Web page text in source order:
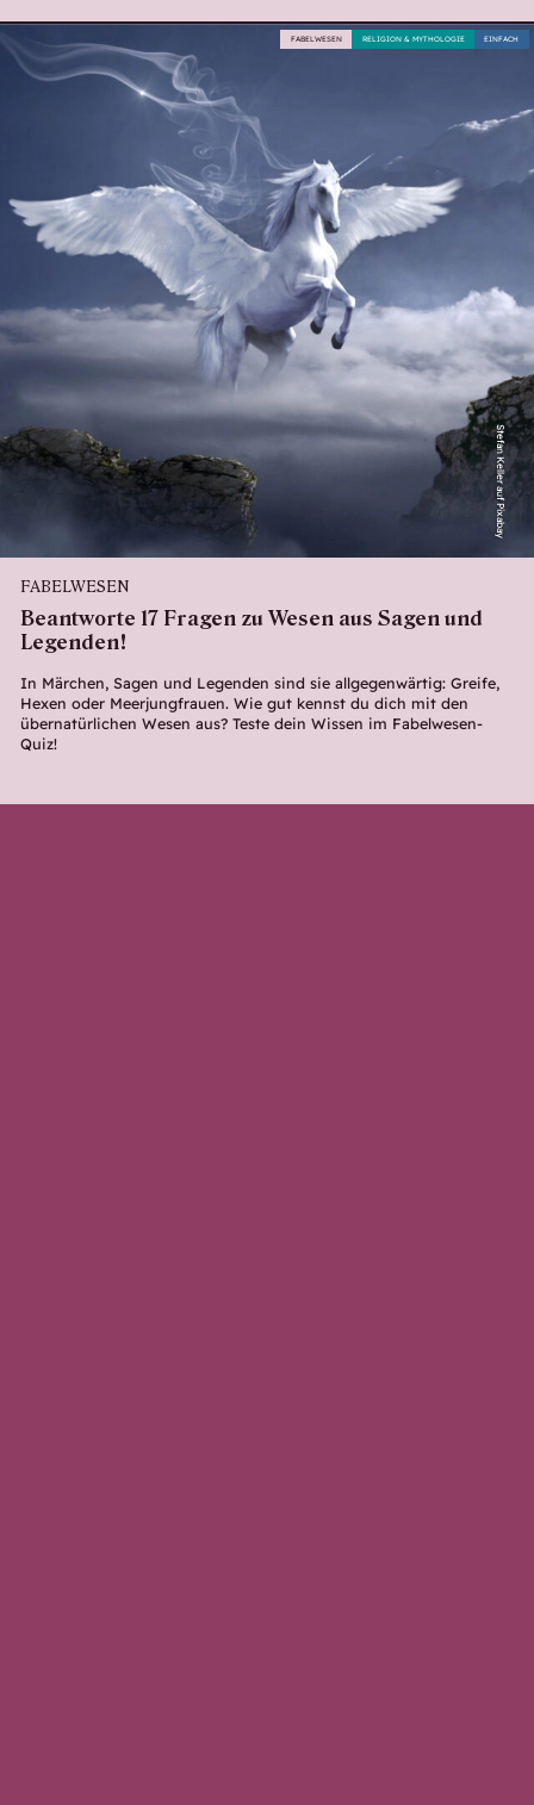
Stefan Keller auf Pixabay
FABELWESEN
Beantworte 17 Fragen zu Wesen aus Sagen und
Legenden!
In Märchen, Sagen und Legenden sind sie allgegenwärtig: Greife,
Hexen oder Meerjungfrauen. Wie gut kennst du dich mit den
übernatürlichen Wesen aus? Teste dein Wissen im Fabelwesen-
Quiz!
EINFACH
RELIGION & MYTHOLOGIE
FABELWESEN